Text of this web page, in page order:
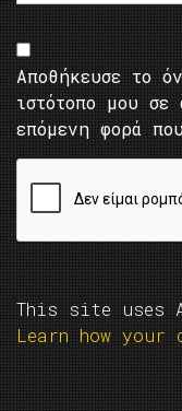
Αποθήκευσε το
ιστότοπο μου
επόμενη φορά
This site uses
Learn how your